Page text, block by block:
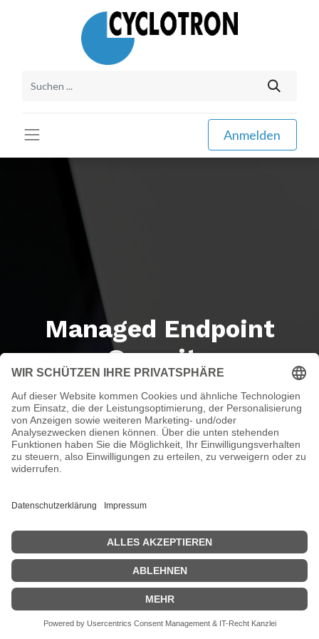
Anmelden
Managed Endpoint
Security
Schützen Sie Ihre Endgeräte – einfach, zuverlässig
und professionell
Beratungstermin planen